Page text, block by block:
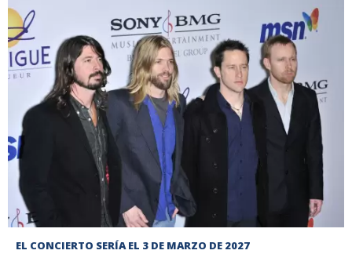
EL CONCIERTO SERÍA EL 3 DE MARZO DE 2027